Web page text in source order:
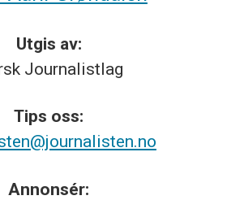
Utgis av:
Journalistlag
Tips oss:
Annonsér: